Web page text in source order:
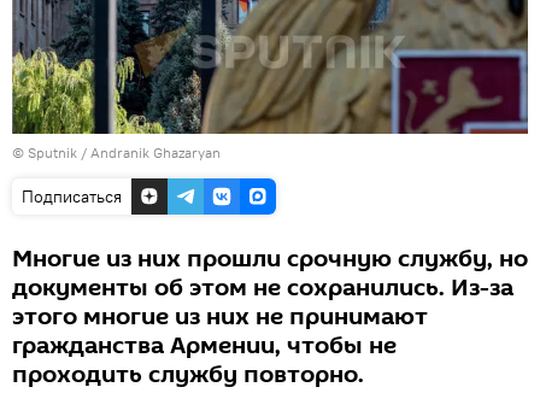
© Sputnik / Andranik Ghazaryan
Подписаться
Многие из них прошли срочную службу, но
документы об этом не сохранились. Из-за
этого многие из них не принимают
гражданства Армении, чтобы не
проходить службу повторно.